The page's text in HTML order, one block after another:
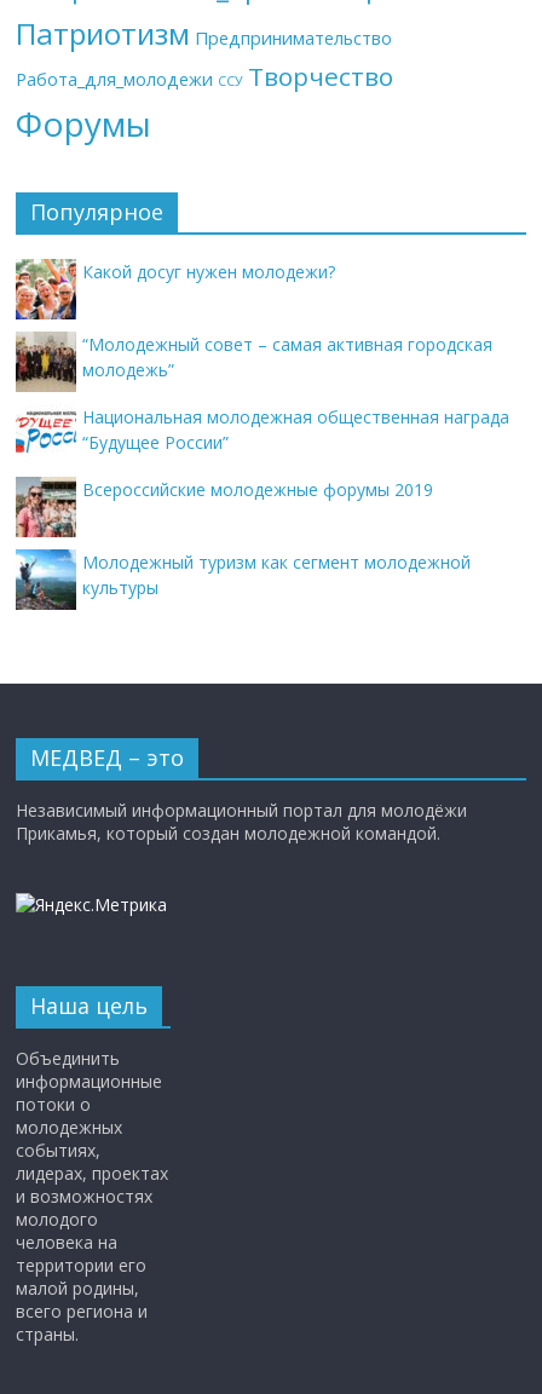
Патриотизм Предпринимательство
Работа_для_молодежи ССУ Творчество
Форумы
Популярное
Какой досуг нужен молодежи?
“Молодежный совет – самая активная городская
молодежь”
Национальная молодежная общественная награда
“Будущее России”
Всероссийские молодежные форумы 2019
Молодежный туризм как сегмент молодежной
культуры
МЕДВЕД – это
Независимый информационный портал для молодёжи
Прикамья, который создан молодежной командой.
Наша цель
Объединить
информационные
потоки о
молодежных
событиях,
лидерах, проектах
и возможностях
молодого
человека на
территории его
малой родины,
всего региона и
страны.